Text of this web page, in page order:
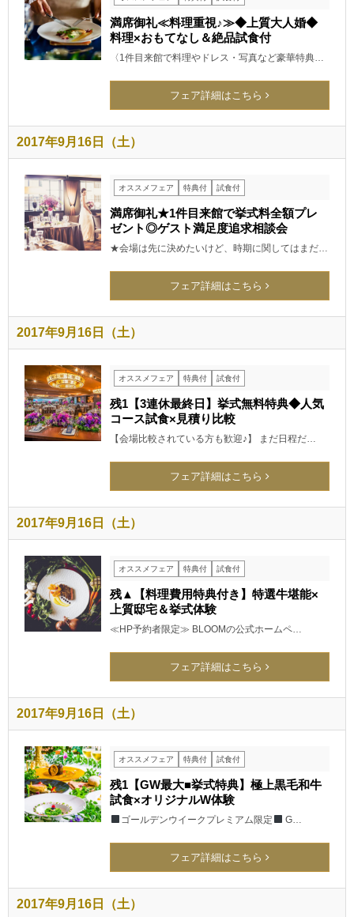
満席御礼≪料理重視♪≫◆上質大人婚◆
料理×おもてなし＆絶品試食付
〈1件目来館で料理やドレス・写真など豪華特典…
フェア詳細はこちら
2017年9月16日（土）
オススメフェア 特典付 試食付
満席御礼★1件目来館で挙式料全額プレ
ゼント◎ゲスト満足度追求相談会
★会場は先に決めたいけど、時期に関してはまだ…
フェア詳細はこちら
2017年9月16日（土）
オススメフェア 特典付 試食付
残1【3連休最終日】挙式無料特典◆人気
コース試食×見積り比較
【会場比較されている方も歓迎♪】 まだ日程だ…
フェア詳細はこちら
2017年9月16日（土）
オススメフェア 特典付 試食付
残▲【料理費用特典付き】特選牛堪能×
上質邸宅＆挙式体験
≪HP予約者限定≫ BLOOMの公式ホームペ…
フェア詳細はこちら
2017年9月16日（土）
オススメフェア 特典付 試食付
残1【GW最大■挙式特典】極上黒毛和牛
試食×オリジナルW体験
ゴールデンウイークプレミアム限定 G…
フェア詳細はこちら
2017年9月16日（土）